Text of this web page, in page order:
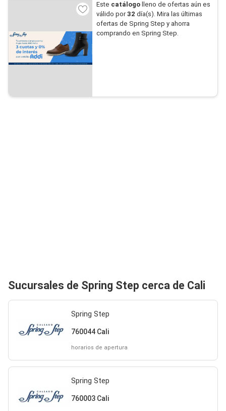
Este catálogolleno de ofertas aún es
válido por32 día(s). Mira las últimas
ofertas de Spring Step y ahorra
comprando en Spring Step.
Sucursales de Spring Step cerca de Cali
Spring Step
760044 Cali
horarios de apertura
Spring Step
760003 Cali